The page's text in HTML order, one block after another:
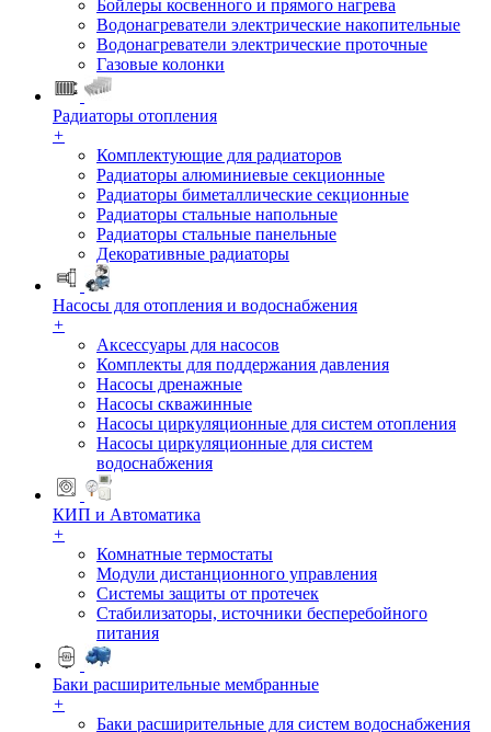
Бойлеры косвенного и прямого нагрева
Водонагреватели электрические накопительные
Водонагреватели электрические проточные
Газовые колонки
Радиаторы отопления
+
Комплектующие для радиаторов
Радиаторы алюминиевые секционные
Радиаторы биметаллические секционные
Радиаторы стальные напольные
Радиаторы стальные панельные
Декоративные радиаторы
Насосы для отопления и водоснабжения
+
Аксессуары для насосов
Комплекты для поддержания давления
Насосы дренажные
Насосы скважинные
Насосы циркуляционные для систем отопления
Насосы циркуляционные для систем
водоснабжения
КИП и Автоматика
+
Комнатные термостаты
Модули дистанционного управления
Системы защиты от протечек
Стабилизаторы, источники бесперебойного
питания
Баки расширительные мембранные
+
Баки расширительные для систем водоснабжения